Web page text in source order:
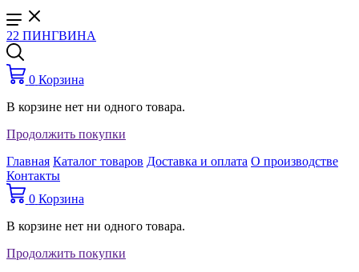
22 ПИНГВИНА
0 Корзина
В корзине нет ни одного товара.
Продолжить покупки
Главная Каталог товаров Доставка и оплата О производстве
Контакты
0 Корзина
В корзине нет ни одного товара.
Продолжить покупки